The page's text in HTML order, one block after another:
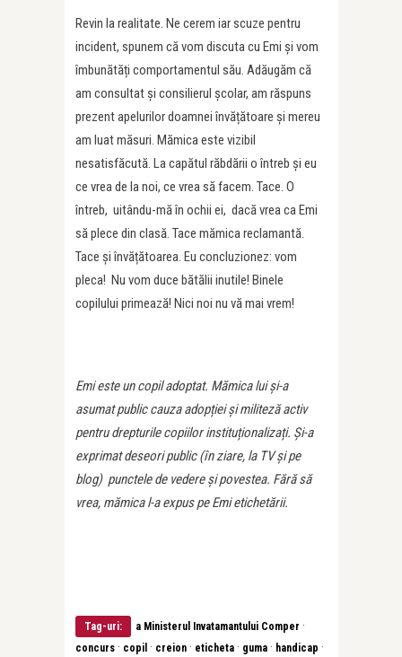
Revin la realitate. Ne cerem iar scuze pentru
incident, spunem că vom discuta cu Emi și vom
îmbunătăți comportamentul său. Adăugăm că
am consultat și consilierul școlar, am răspuns
prezent apelurilor doamnei învățătoare și mereu
am luat măsuri. Mămica este vizibil
nesatisfăcută. La capătul răbdării o întreb și eu
ce vrea de la noi, ce vrea să facem. Tace. O
întreb, uitându-mă în ochii ei, dacă vrea ca Emi
să plece din clasă. Tace mămica reclamantă.
Tace și învățătoarea. Eu concluzionez: vom
pleca! Nu vom duce bătălii inutile! Binele
copilului primează! Nici noi nu vă mai vrem!
Emi este un copil adoptat. Mămica lui și-a
asumat public cauza adopției și militeză activ
pentru drepturile copiilor instituționalizați. Și-a
exprimat deseori public (în ziare, la TV și pe
blog) punctele de vedere și povestea. Fără să
vrea, mămica l-a expus pe Emi etichetării.
Tag-uri: a Ministerul Invatamantului Comper ·
concurs · copil · creion · eticheta · guma · handicap ·